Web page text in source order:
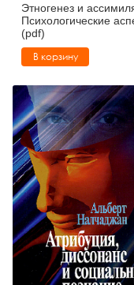
Этногенез и
Психологические
(pdf)
В корзину